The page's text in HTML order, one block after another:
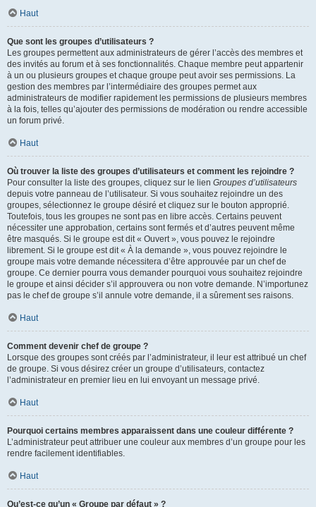
Haut
Que sont les groupes d’utilisateurs ?
Les groupes permettent aux administrateurs de gérer l’accès des membres et
des invités au forum et à ses fonctionnalités. Chaque membre peut appartenir
à un ou plusieurs groupes et chaque groupe peut avoir ses permissions. La
gestion des membres par l’intermédiaire des groupes permet aux
administrateurs de modifier rapidement les permissions de plusieurs membres
à la fois, telles qu’ajouter des permissions de modération ou rendre accessible
un forum privé.
Haut
Où trouver la liste des groupes d’utilisateurs et comment les rejoindre ?
Pour consulter la liste des groupes, cliquez sur le lien Groupes d’utilisateurs
depuis votre panneau de l’utilisateur. Si vous souhaitez rejoindre un des
groupes, sélectionnez le groupe désiré et cliquez sur le bouton approprié.
Toutefois, tous les groupes ne sont pas en libre accès. Certains peuvent
nécessiter une approbation, certains sont fermés et d’autres peuvent même
être masqués. Si le groupe est dit « Ouvert », vous pouvez le rejoindre
librement. Si le groupe est dit « À la demande », vous pouvez rejoindre le
groupe mais votre demande nécessitera d’être approuvée par un chef de
groupe. Ce dernier pourra vous demander pourquoi vous souhaitez rejoindre
le groupe et ainsi décider s’il approuvera ou non votre demande. N’importunez
pas le chef de groupe s’il annule votre demande, il a sûrement ses raisons.
Haut
Comment devenir chef de groupe ?
Lorsque des groupes sont créés par l’administrateur, il leur est attribué un chef
de groupe. Si vous désirez créer un groupe d’utilisateurs, contactez
l’administrateur en premier lieu en lui envoyant un message privé.
Haut
Pourquoi certains membres apparaissent dans une couleur différente ?
L’administrateur peut attribuer une couleur aux membres d’un groupe pour les
rendre facilement identifiables.
Haut
Qu’est-ce qu’un « Groupe par défaut » ?